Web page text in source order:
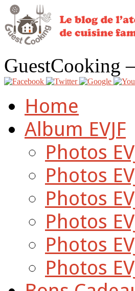
GuestCooking
Home
Album EVJF
Photos
Photos
Photos
Photos
Photos
Photos